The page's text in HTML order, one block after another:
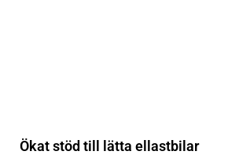
Ökat stöd till lätta ellastbilar